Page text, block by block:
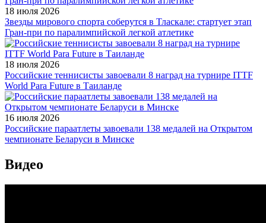
18 июля 2026
Звезды мирового спорта соберутся в Тласкале: стартует этап
Гран-при по паралимпийской легкой атлетике
18 июля 2026
Российские теннисисты завоевали 8 наград на турнире ITTF
World Para Future в Таиланде
16 июля 2026
Российские параатлеты завоевали 138 медалей на Открытом
чемпионате Беларуси в Минске
Видео